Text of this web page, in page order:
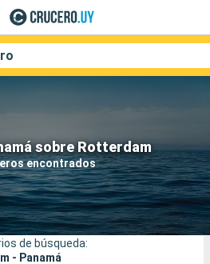
sobre Rotterdam
encontrados
Compañías
Buscar
de búsqueda:
- Panamá